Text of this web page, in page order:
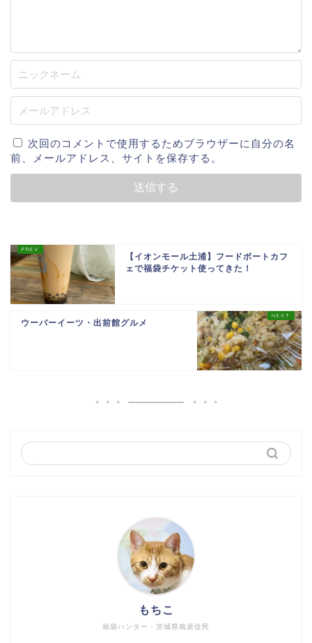
次回のコメントで使用するためブラウザーに自分の名
前、メールアドレス、サイトを保存する。
【イオンモール土浦】フードボートカフ
ェで福袋チケット使ってきた！
ウーバーイーツ・出前館グルメ
福袋ハンター・茨城県南原住民
もちこ